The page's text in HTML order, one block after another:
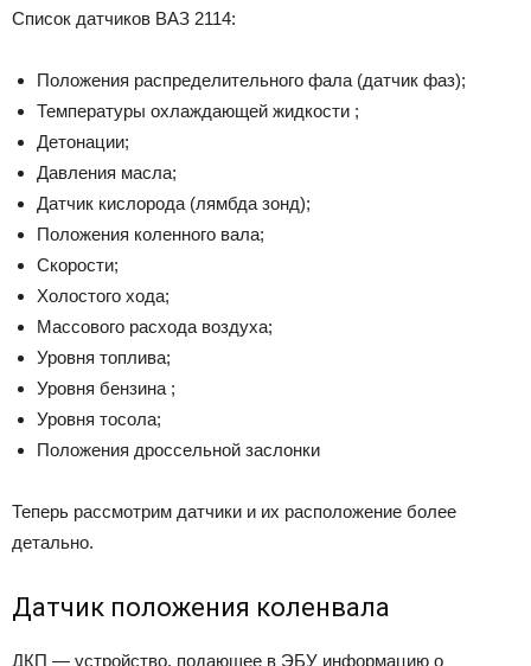
Список датчиков ВАЗ 2114:
Положения распределительного фала (датчик фаз);
Температуры охлаждающей жидкости ;
Детонации;
Давления масла;
Датчик кислорода (лямбда зонд);
Положения коленного вала;
Скорости;
Холостого хода;
Массового расхода воздуха;
Уровня топлива;
Уровня бензина ;
Уровня тосола;
Положения дроссельной заслонки
Теперь рассмотрим датчики и их расположение более
детально.
Датчик положения коленвала
ДКП — устройство, подающее в ЭБУ информацию о